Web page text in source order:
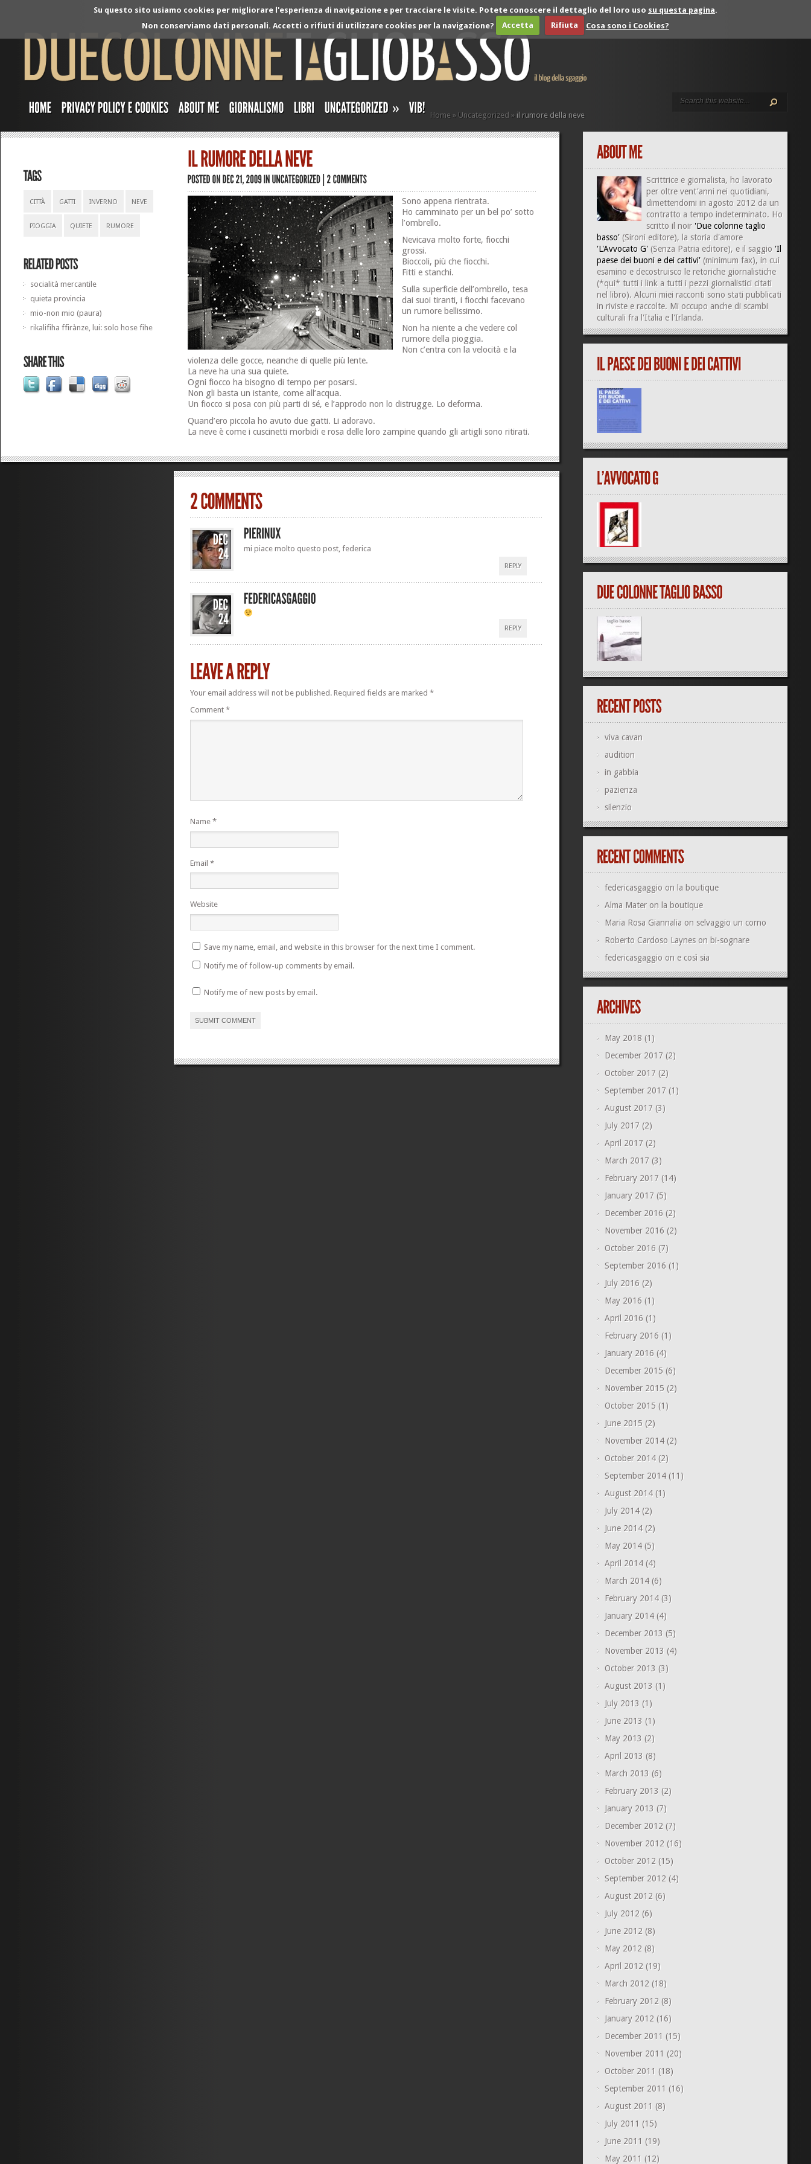
Su questo sito usiamo cookies per migliorare l'esperienza di navigazione e per tracciare le visite. Potete conoscere il dettaglio del loro uso su questa pagina.
Non conserviamo dati personali. Accetti o rifiuti di utilizzare cookies per la navigazione?
Accetta Rifiuta Cosa sono i Cookies?
» Home » Uncategorized » il rumore della neve
CITTÀ GATTI INVERNO NEVE
PIOGGIA QUIETE RUMORE
socialità mercantile
quieta provincia
mio-non mio (paura)
rikalifiha ffirànze, lui: solo hose fihe
Sono appena rientrata.
Ho camminato per un bel po’ sotto
l’ombrello.
Nevicava molto forte, fiocchi
grossi.
Bioccoli, più che fiocchi.
Fitti e stanchi.
Sulla superficie dell’ombrello, tesa
dai suoi tiranti, i fiocchi facevano
un rumore bellissimo.
Non ha niente a che vedere col
rumore della pioggia.
Non c’entra con la velocità e la
violenza delle gocce, neanche di quelle più lente.
La neve ha una sua quiete.
Ogni fiocco ha bisogno di tempo per posarsi.
Non gli basta un istante, come all’acqua.
Un fiocco si posa con più parti di sé, e l’approdo non lo distrugge. Lo deforma.
Quand’ero piccola ho avuto due gatti. Li adoravo.
La neve è come i cuscinetti morbidi e rosa delle loro zampine quando gli artigli sono ritirati.
mi piace molto questo post, federica
REPLY
REPLY
Your email address will not be published. Required fields are marked *
Comment *
Name *
Email *
Website
Save my name, email, and website in this browser for the next time I comment.
Notify me of follow-up comments by email.
Notify me of new posts by email.
Scrittrice e giornalista, ho lavorato
per oltre vent'anni nei quotidiani,
dimettendomi in agosto 2012 da un
contratto a tempo indeterminato. Ho
scritto il noir 'Due colonne taglio
basso'(Sironi editore), la storia d'amore
'L'Avvocato G'(Senza Patria editore), e il saggio 'Il
paese dei buoni e dei cattivi'(minimum fax), in cui
esamino e decostruisco le retoriche giornalistiche
(*qui* tutti i link a tutti i pezzi giornalistici citati
nel libro). Alcuni miei racconti sono stati pubblicati
in riviste e raccolte. Mi occupo anche di scambi
culturalifra l'Italia e l'Irlanda.
viva cavan
audition
in gabbia
pazienza
silenzio
federicasgaggioon la boutique
Alma Materon la boutique
Maria Rosa Giannalia on selvaggio un corno
Roberto Cardoso Layneson bi-sognare
federicasgaggioon e così sia
May 2018(1)
December 2017(2)
October 2017(2)
September 2017(1)
August 2017(3)
July 2017(2)
April 2017(2)
March 2017(3)
February 2017(14)
January 2017(5)
December 2016(2)
November 2016(2)
October 2016(7)
September 2016(1)
July 2016(2)
May 2016(1)
April 2016(1)
February 2016(1)
January 2016(4)
December 2015(6)
November 2015(2)
October 2015(1)
June 2015(2)
November 2014(2)
October 2014(2)
September 2014(11)
August 2014(1)
July 2014(2)
June 2014(2)
May 2014(5)
April 2014(4)
March 2014(6)
February 2014(3)
January 2014(4)
December 2013 (5)
November 2013 (4)
October 2013 (3)
August 2013 (1)
July 2013 (1)
June 2013 (1)
May 2013 (2)
April 2013 (8)
March 2013 (6)
February 2013 (2)
January 2013 (7)
December 2012(7)
November 2012(16)
October 2012(15)
September 2012(4)
August 2012(6)
July 2012(6)
June 2012(8)
May 2012(8)
April 2012(19)
March 2012(18)
February 2012(8)
January 2012(16)
December 2011 (15)
November 2011 (20)
October 2011 (18)
September 2011 (16)
August 2011 (8)
July 2011 (15)
June 2011 (19)
May 2011 (12)